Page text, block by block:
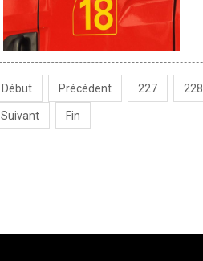
Début Précédent 227 228
Suivant Fin